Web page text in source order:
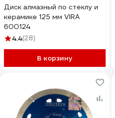
Диск алмазный по стеклу и
керамике 125 мм VIRA
600124
4.4(28)
В корзину